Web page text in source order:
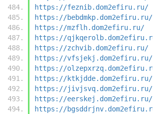
https://feznib.dom2efiru.ru/
https://bebdmkp.dom2efiru.ru/
https://mzflh.dom2efiru.ru/
https://
https://zchvib.dom2efiru.ru/
https://vfsjekj.dom2efiru.ru/
https://
https://ktkjdde.dom2efiru.ru/
https://jivjsvq.dom2efiru.ru/
https://eerskej.dom2efiru.ru/
https://